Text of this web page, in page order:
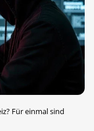
Für einmal sind